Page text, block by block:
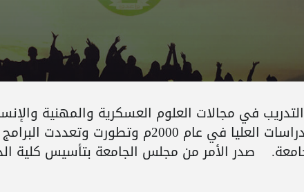
في مجالات العلوم العسكرية والمهنية
الدراسات العليا بأكاديمية كرري للتقانة كأمانة
صدر الأمر من مجلس الجامعة بتأسيس كلية